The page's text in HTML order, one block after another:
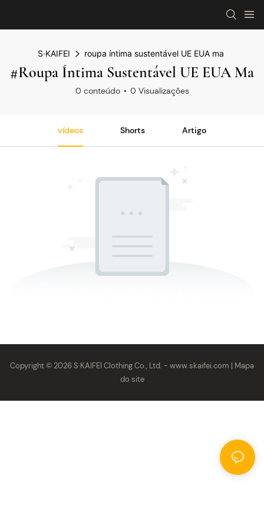
S·KAIFEI roupa íntima sustentável UE EUA ma
#roupa Íntima Sustentável UE EUA Ma
0 conteúdo 0 Visualizações
vídeos Shorts Artigo
Copyright © 2026 S·KAIFEI Clothing Co., Ltd. - www.skaifei.com | Mapa
do site